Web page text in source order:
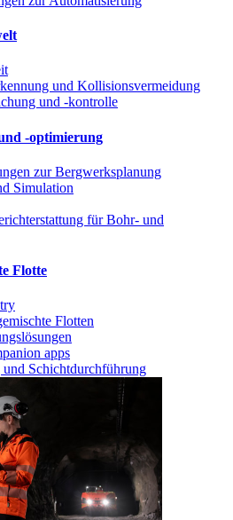
und Kollisionsvermeidung
und -kontrolle
-optimierung
zur Bergwerksplanung
Simulation
für Bohr- und
Flotte
Flotten
apps
und Schichtdurchführung